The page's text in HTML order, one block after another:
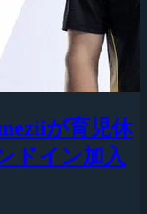
が育児休
ドイン加入